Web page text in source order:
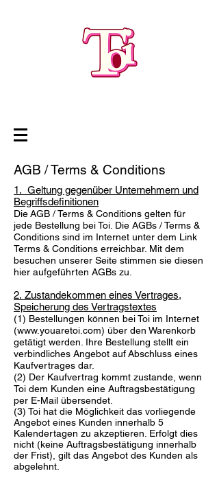
AGB / Terms & Conditions
1. Geltung gegenüber Unternehmern und
Begriffsdefinitionen
Die AGB / Terms & Conditions gelten für
jede Bestellung bei Toi. Die AGBs / Terms &
Conditions sind im Internet unter dem Link
Terms & Conditions erreichbar. Mit dem
besuchen unserer Seite stimmen sie diesen
hier aufgeführten AGBs zu.
2. Zustandekommen eines Vertrages,
Speicherung des Vertragstextes
(1) Bestellungen können bei Toi im Internet
(www.youaretoi.com) über den Warenkorb
getätigt werden. Ihre Bestellung stellt ein
verbindliches Angebot auf Abschluss eines
Kaufvertrages dar.
(2) Der Kaufvertrag kommt zustande, wenn
Toi dem Kunden eine Auftragsbestätigung
per E-Mail übersendet.
(3) Toi hat die Möglichkeit das vorliegende
Angebot eines Kunden innerhalb 5
Kalendertagen zu akzeptieren. Erfolgt dies
nicht (keine Auftragsbestätigung innerhalb
der Frist), gilt das Angebot des Kunden als
abgelehnt.